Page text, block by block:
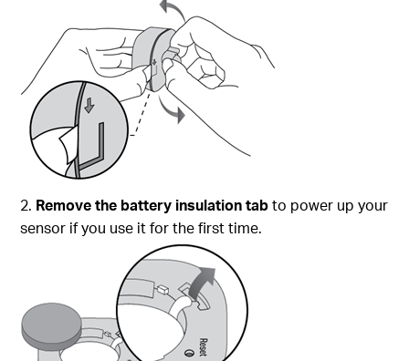
2. Remove the battery insulation tabto power up your
sensor if you use it for the first time.